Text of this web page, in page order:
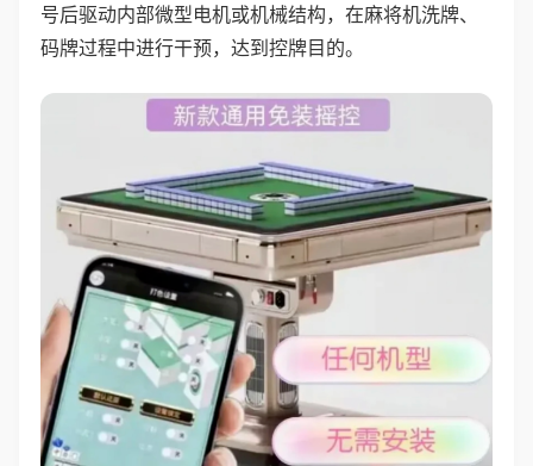
号后驱动内部微型电机或机械结构，在麻将机洗牌、
码牌过程中进行干预，达到控牌目的。